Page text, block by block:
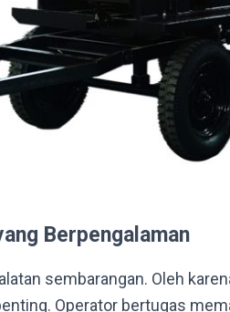
Berpengalaman
sembarangan. Oleh
Operator bertugas